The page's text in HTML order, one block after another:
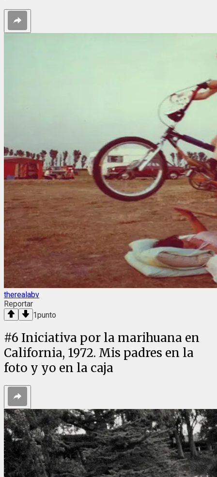
therealabv
Reportar
1punto
#6 Iniciativa por la marihuana en
California, 1972. Mis padres en la
foto y yo en la caja